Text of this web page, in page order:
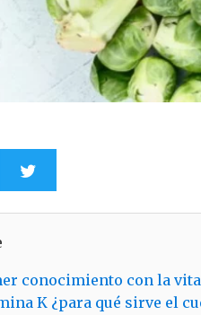
conocimiento con la
K ¿para qué sirve el